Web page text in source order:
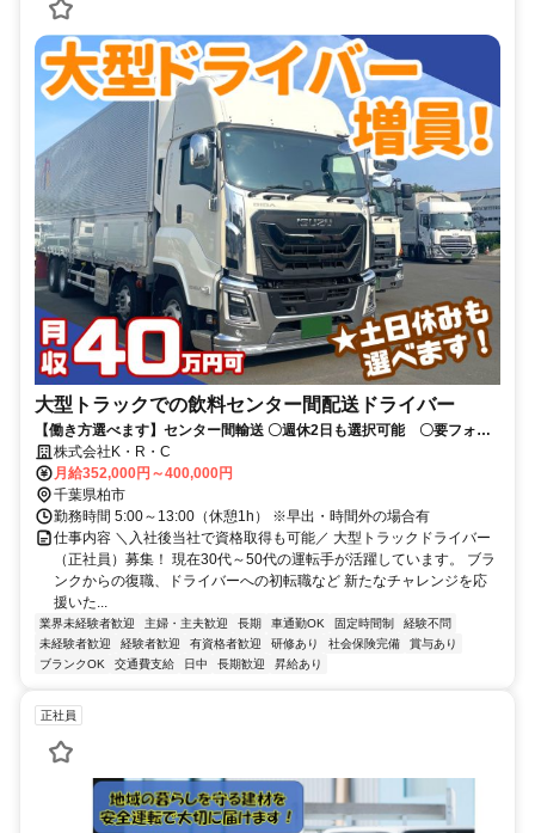
大型トラックでの飲料センター間配送ドライバー
【働き方選べます】センター間輸送 〇週休2日も選択可能 〇要フォー
クリフト免許 〇経験浅い方も歓迎！
株式会社K・R・C
月給352,000円～400,000円
千葉県柏市
勤務時間 5:00～13:00（休憩1h） ※早出・時間外の場合有
仕事内容 ＼入社後当社で資格取得も可能／ 大型トラックドライバー
（正社員）募集！ 現在30代～50代の運転手が活躍しています。 ブラ
ンクからの復職、ドライバーへの初転職など 新たなチャレンジを応
援いた...
業界未経験者歓迎 主婦・主夫歓迎 長期 車通勤OK 固定時間制
経験不問
未経験者歓迎
経験者歓迎 有資格者歓迎 研修あり 社会保険完備
賞与あり
ブランクOK
交通費支給 日中 長期歓迎 昇給あり
正社員